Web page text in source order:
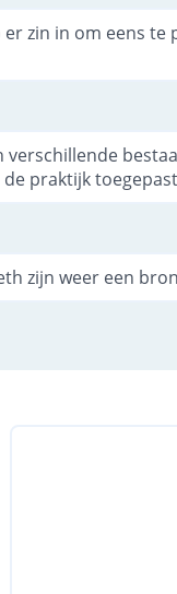
er zin in om eens
verschillende
praktijk
zijn weer een